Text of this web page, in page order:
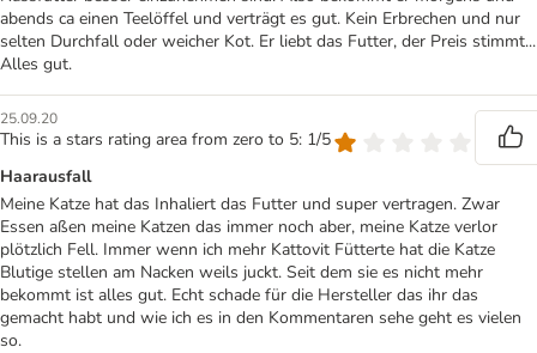
abends ca einen Teelöffel und verträgt es gut. Kein Erbrechen und nur
selten Durchfall oder weicher Kot. Er liebt das Futter, der Preis stimmt...
Alles gut.
25.09.20
This is a stars rating area from zero to 5: 1/5
Haarausfall
Meine Katze hat das Inhaliert das Futter und super vertragen. Zwar
Essen aßen meine Katzen das immer noch aber, meine Katze verlor
plötzlich Fell. Immer wenn ich mehr Kattovit Fütterte hat die Katze
Blutige stellen am Nacken weils juckt. Seit dem sie es nicht mehr
bekommt ist alles gut. Echt schade für die Hersteller das ihr das
gemacht habt und wie ich es in den Kommentaren sehe geht es vielen
so.